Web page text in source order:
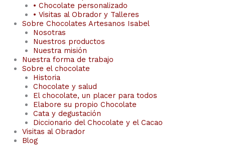
• Chocolate personalizado
• Visitas al Obrador y Talleres
Sobre Chocolates Artesanos Isabel
Nosotras
Nuestros productos
Nuestra misión
Nuestra forma de trabajo
Sobre el chocolate
Historia
Chocolate y salud
El chocolate, un placer para todos
Elabore su propio Chocolate
Cata y degustación
Diccionario del Chocolate y el Cacao
Visitas al Obrador
Blog